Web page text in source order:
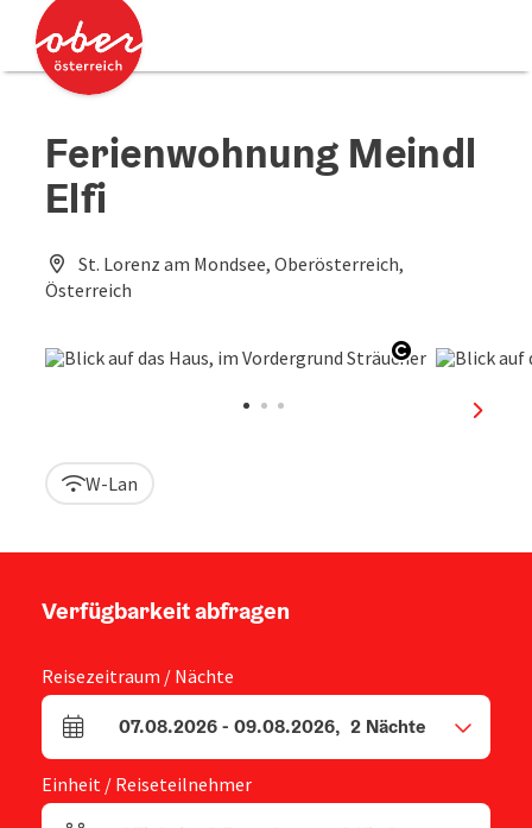
Zum Inhalt
Zum Seitenanfang
Ferienwohnung Meindl
Elfi
St. Lorenz am Mondsee, Oberösterreich,
Österreich
W-Lan
Verfügbarkeit abfragen
Reisezeitraum / Nächte
An- und Abreisefelder
07.08.2026- 09.08.2026, 2 Nächte
Einheit / Reiseteilnehmer